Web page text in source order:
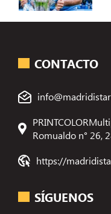
CONTACTO
Romualdo n° 26,
https://
SÍGUENOS